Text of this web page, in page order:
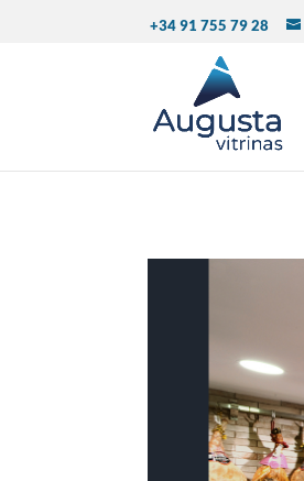
+34 91 755 79 28